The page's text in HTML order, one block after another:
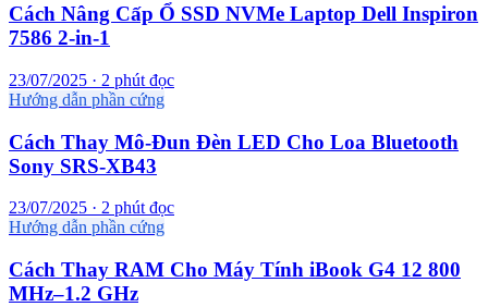
Cách Nâng Cấp Ổ SSD NVMe Laptop Dell Inspiron
7586 2-in-1
23/07/2025 · 2 phút đọc
Hướng dẫn phần cứng
Cách Thay Mô-Đun Đèn LED Cho Loa Bluetooth
Sony SRS-XB43
23/07/2025 · 2 phút đọc
Hướng dẫn phần cứng
Cách Thay RAM Cho Máy Tính iBook G4 12 800
MHz–1.2 GHz